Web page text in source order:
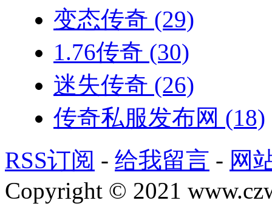
变态传奇 (29)
1.76传奇 (30)
迷失传奇 (26)
传奇私服发布网 (18)
RSS订阅 - 给我留言 - 网
Copyright © 2021